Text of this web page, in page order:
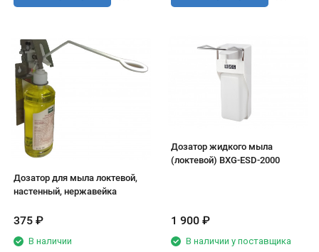
Дозатор для мыла локтевой,
настенный, нержавейка
375 ₽
В наличии
Дозатор жидкого мыла
(локтевой) BXG-ESD-2000
1 900 ₽
В наличии у поставщика